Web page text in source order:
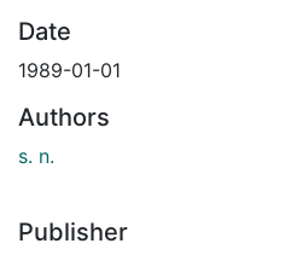
Date
1989-01-01
Authors
s. n.
Publisher